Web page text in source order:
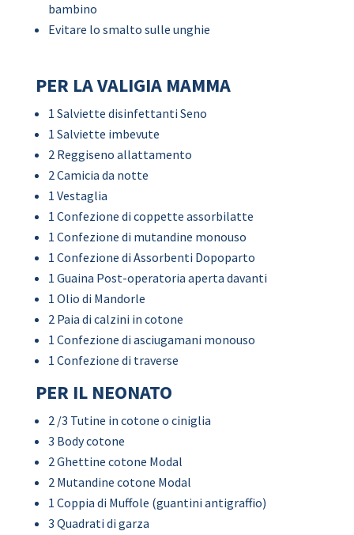
bambino
Evitare lo smalto sulle unghie
PER LA VALIGIA MAMMA
1 Salviette disinfettanti Seno
1 Salviette imbevute
2 Reggiseno allattamento
2 Camicia da notte
1 Vestaglia
1 Confezione di coppette assorbilatte
1 Confezione di mutandine monouso
1 Confezione di Assorbenti Dopoparto
1 Guaina Post-operatoria aperta davanti
1 Olio di Mandorle
2 Paia di calzini in cotone
1 Confezione di asciugamani monouso
1 Confezione di traverse
PER IL NEONATO
2 /3 Tutine in cotone o ciniglia
3 Body cotone
2 Ghettine cotone Modal
2 Mutandine cotone Modal
1 Coppia di Muffole (guantini antigraffio)
3 Quadrati di garza